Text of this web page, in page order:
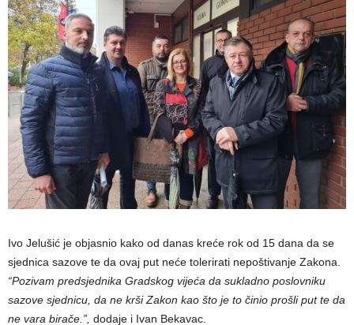
Ivo Jelušić je objasnio kako od danas kreće rok od 15 dana da se
sjednica sazove te da ovaj put neće tolerirati nepoštivanje Zakona.
“Pozivam predsjednika Gradskog vijeća da sukladno poslovniku
sazove sjednicu, da ne krši Zakon kao što je to činio prošli put te da
ne vara birače.”, dodaje i Ivan Bekavac.